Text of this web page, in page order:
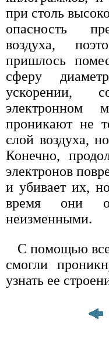
при столь
опасность
воздуха,
пришлось
сферу
ускорении,
электронном
проникают не
слой воздуха,
Конечно,
электронов
и убивает их,
время они
неизменными.
С помощью
смогли
узнать ее